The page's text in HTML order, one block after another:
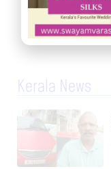
Kerala News